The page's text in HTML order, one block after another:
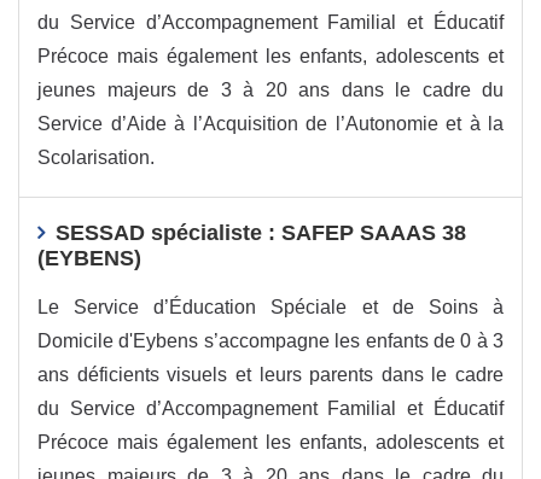
du Service d’Accompagnement Familial et Éducatif
Précoce mais également les enfants, adolescents et
jeunes majeurs de 3 à 20 ans dans le cadre du
Service d’Aide à l’Acquisition de l’Autonomie et à la
Scolarisation.
SESSAD spécialiste : SAFEP SAAAS 38
(EYBENS)
Le Service d’Éducation Spéciale et de Soins à
Domicile d'Eybens s’accompagne les enfants de 0 à 3
ans déficients visuels et leurs parents dans le cadre
du Service d’Accompagnement Familial et Éducatif
Précoce mais également les enfants, adolescents et